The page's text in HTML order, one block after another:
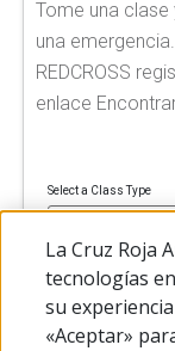
Tome una
una
REDCROSS
enlace
Select a Class Type
FIND A CLASS
La Cruz Roja
tecnologías
su
«Aceptar»